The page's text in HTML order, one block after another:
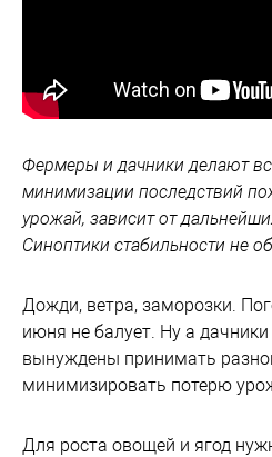
Фермеры и дачники делают
минимизации последствий
урожай, зависит от
Синоптики стабильности не
Дожди, ветра, заморозки.
июня не балует. Ну а
вынуждены принимать
минимизировать потерю
Для роста овощей и ягод